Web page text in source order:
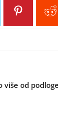
više od